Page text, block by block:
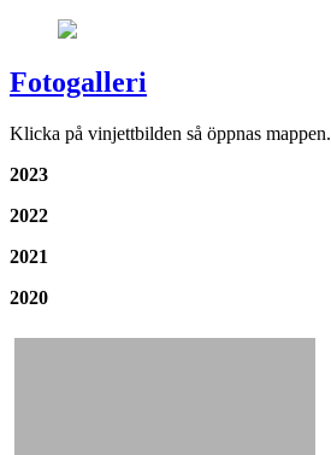
Fotogalleri
Klicka på vinjettbilden så öppnas mappen.
2023
2022
2021
2020